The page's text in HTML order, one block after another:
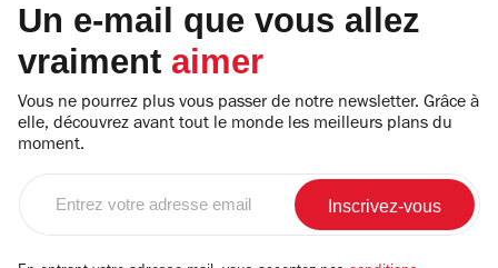
Un e-mail que vous allez
vraiment aimer
Vous ne pourrez plus vous passer de notre newsletter. Grâce à
elle, découvrez avant tout le monde les meilleurs plans du
moment.